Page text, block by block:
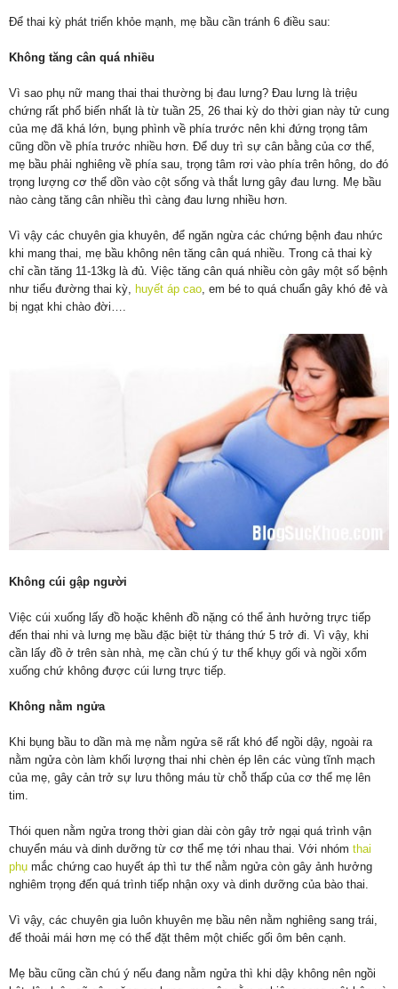
Để thai kỳ phát triển khỏe mạnh, mẹ bầu cần tránh 6 điều sau:
Không tăng cân quá nhiều
Vì sao phụ nữ mang thai thai thường bị đau lưng? Đau lưng là triệu
chứng rất phổ biến nhất là từ tuần 25, 26 thai kỳ do thời gian này tử cung
của mẹ đã khá lớn, bụng phình về phía trước nên khi đứng trọng tâm
cũng dồn về phía trước nhiều hơn. Để duy trì sự cân bằng của cơ thể,
mẹ bầu phải nghiêng về phía sau, trọng tâm rơi vào phía trên hông, do đó
trọng lượng cơ thể dồn vào cột sống và thắt lưng gây đau lưng. Mẹ bầu
nào càng tăng cân nhiều thì càng đau lưng nhiều hơn.
Vì vậy các chuyên gia khuyên, để ngăn ngừa các chứng bệnh đau nhức
khi mang thai, mẹ bầu không nên tăng cân quá nhiều. Trong cả thai kỳ
chỉ cần tăng 11-13kg là đủ. Việc tăng cân quá nhiều còn gây một số bệnh
như tiểu đường thai kỳ, huyết áp cao, em bé to quá chuẩn gây khó đẻ và
bị ngạt khi chào đời….
Không cúi gập người
Việc cúi xuống lấy đồ hoặc khênh đồ nặng có thể ảnh hưởng trực tiếp
đến thai nhi và lưng mẹ bầu đặc biệt từ tháng thứ 5 trở đi. Vì vậy, khi
cần lấy đồ ở trên sàn nhà, mẹ cần chú ý tư thế khụy gối và ngồi xổm
xuống chứ không được cúi lưng trực tiếp.
Không nằm ngửa
Khi bụng bầu to dần mà mẹ nằm ngửa sẽ rất khó để ngồi dậy, ngoài ra
nằm ngửa còn làm khối lượng thai nhi chèn ép lên các vùng tĩnh mạch
của mẹ, gây cản trở sự lưu thông máu từ chỗ thấp của cơ thể mẹ lên
tim.
Thói quen nằm ngửa trong thời gian dài còn gây trở ngại quá trình vận
chuyển máu và dinh dưỡng từ cơ thể mẹ tới nhau thai. Với nhóm thai
phụ mắc chứng cao huyết áp thì tư thể nằm ngửa còn gây ảnh hưởng
nghiêm trọng đến quá trình tiếp nhận oxy và dinh dưỡng của bào thai.
Vì vậy, các chuyên gia luôn khuyên mẹ bầu nên nằm nghiêng sang trái,
để thoải mái hơn mẹ có thể đặt thêm một chiếc gối ôm bên cạnh.
Mẹ bầu cũng cần chú ý nếu đang nằm ngửa thì khi dậy không nên ngồi